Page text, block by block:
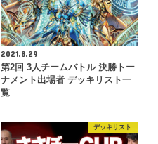
2021.8.29
第2回 3人チームバトル 決勝トー
ナメント出場者 デッキリスト一
覧
デッキリスト